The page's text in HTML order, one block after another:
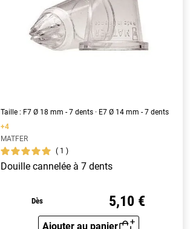
Taille : F7 Ø 18 mm - 7 dents · E7 Ø 14 mm - 7 dents
+4
MATFER
1
Douille cannelée à 7 dents
Dès 5,10 €
Ajouter au panier